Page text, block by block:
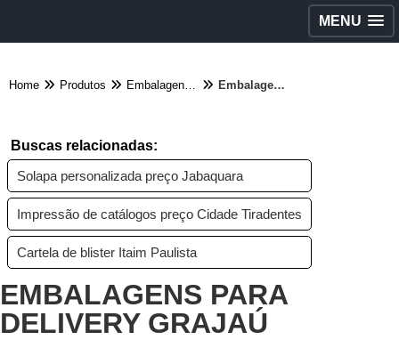
MENU
Home Produtos Embalagens diversas - Categoria Embalagens para delivery Grajaú
Buscas relacionadas:
Solapa personalizada preço Jabaquara
Impressão de catálogos preço Cidade Tiradentes
Cartela de blister Itaim Paulista
EMBALAGENS PARA
DELIVERY GRAJAÚ